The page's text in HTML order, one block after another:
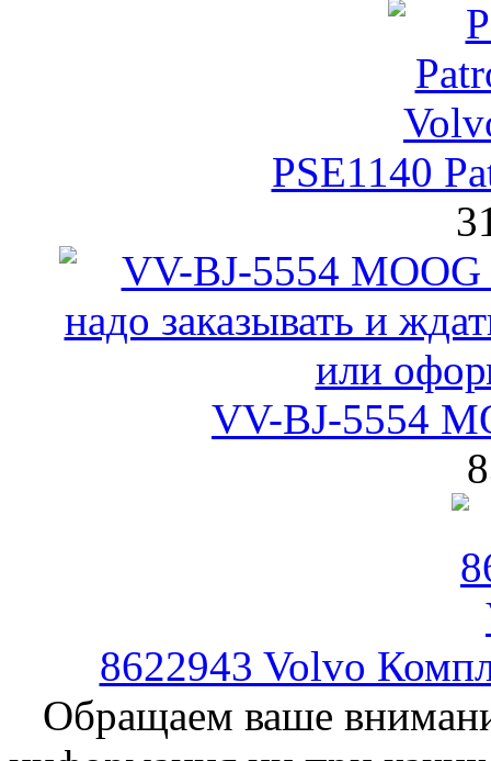
PSE1140
VV-BJ-5554
8622943 Volvo
Обращаем ваше